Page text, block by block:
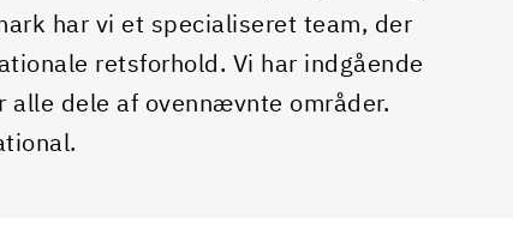
har vi et specialiseret team, der
retsforhold. Vi har indgående
alle dele af ovennævnte områder.